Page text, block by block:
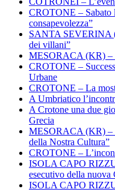
CROTONE – Sabato
consapevolezza”
SANTA SEVERINA
dei villani”
MESORACA (KR) –
CROTONE –
Urbane
CROTONE – La
A Umbriatico
A Crotone una due
Grecia
MESORACA (KR) –
della Nostra Cultura”
CROTONE –
ISOLA CAPO
esecutivo della nuova
ISOLA CAPO